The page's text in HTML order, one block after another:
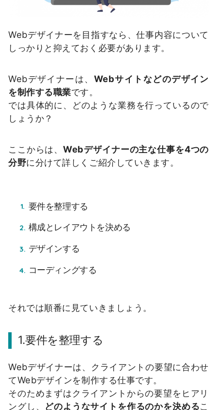
Webデザイナーを目指すなら、仕事内容について
しっかりと抑えておく必要があります。
Webデザイナーは、 Webサイトなどのデザイン
を制作する職業です。
では具体的に、どのような業務を行っているので
しょうか？
ここからは、Webデザイナーの主な仕事を4つの
分野に分けて詳しくご紹介していきます。
要件を整理する
構成とレイアウトを決める
デザインする
コーディングする
それでは順番に見ていきましょう。
1.要件を整理する
Webデザイナーは、クライアントの要望に合わせ
てWebデザインを制作する仕事です。
そのためまずはクライアントからの要望をヒアリ
ングし、
どのようなサイトを作るのかを決めるこ